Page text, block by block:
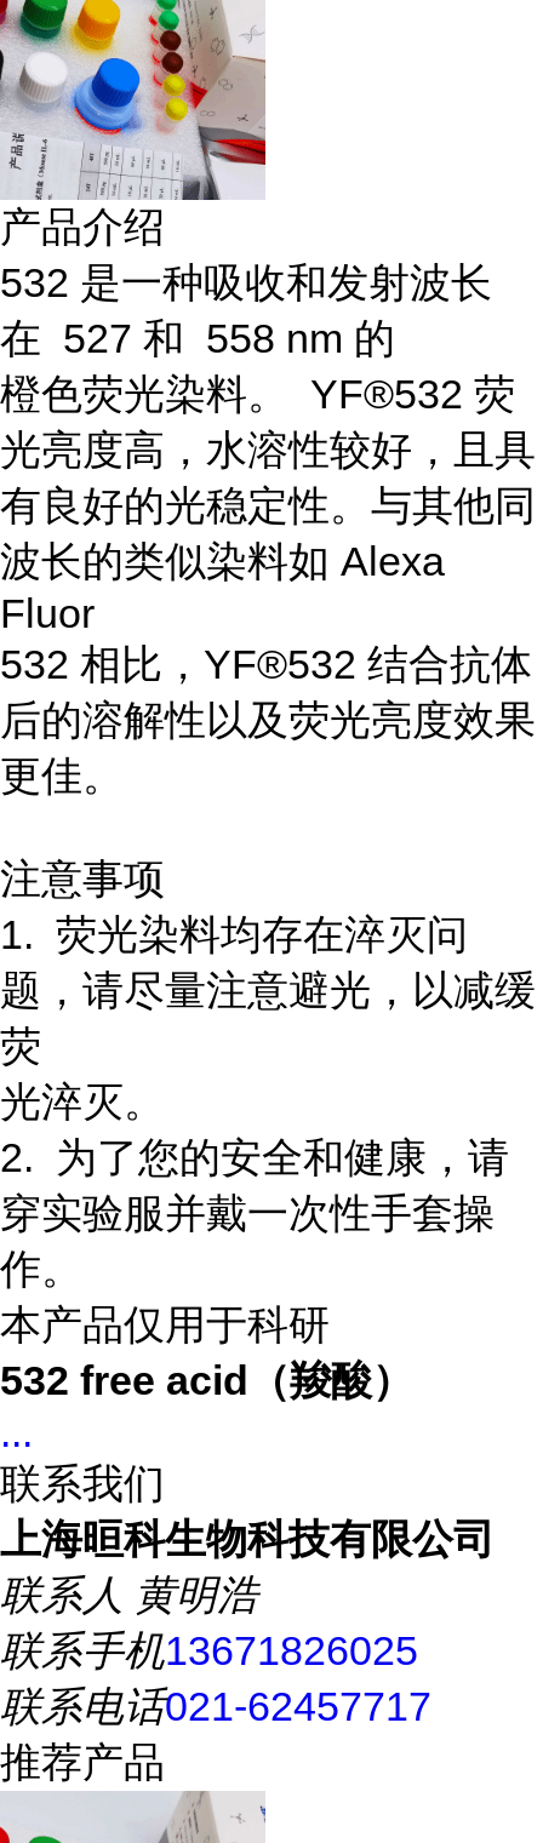
产品介绍
532 是一种吸收和发射波长
在 527 和 558 nm 的
橙色荧光染料。 YF®532 荧
光亮度高，水溶性较好，且具
有良好的光稳定性。与其他同
波长的类似染料如 Alexa
Fluor
532 相比，YF®532 结合抗体
后的溶解性以及荧光亮度效果
更佳。
注意事项
1. 荧光染料均存在淬灭问
题，请尽量注意避光，以减缓
荧
光淬灭。
2. 为了您的安全和健康，请
穿实验服并戴一次性手套操
作。
本产品仅用于科研
532 free acid（羧酸）
...
联系我们
上海晅科生物科技有限公司
联系人 黄明浩
联系手机13671826025
联系电话021-62457717
推荐产品